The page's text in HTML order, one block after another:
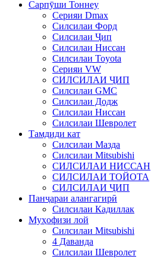
Сарпӯши Тоннеу
Серияи Dmax
Силсилаи Форд
Силсилаи Ҷип
Силсилаи Ниссан
Силсилаи Toyota
Серияи VW
СИЛСИЛАИ ҶИП
Силсилаи GMC
Силсилаи Додж
Силсилаи Ниссан
Силсилаи Шевролет
Тамдиди кат
Силсилаи Мазда
Силсилаи Mitsubishi
СИЛСИЛАИ НИССАН
СИЛСИЛАИ ТОЙОТА
СИЛСИЛАИ ҶИП
Панҷараи алангагирӣ
Силсилаи Кадиллак
Муҳофизи лой
Силсилаи Mitsubishi
4 Даванда
Силсилаи Шевролет